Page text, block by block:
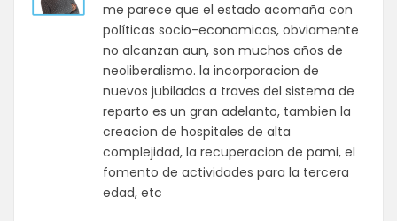
me parece que el estado acomaña con
políticas socio-economicas, obviamente
no alcanzan aun, son muchos años de
neoliberalismo. la incorporacion de
nuevos jubilados a traves del sistema de
reparto es un gran adelanto, tambien la
creacion de hospitales de alta
complejidad, la recuperacion de pami, el
fomento de actividades para la tercera
edad, etc